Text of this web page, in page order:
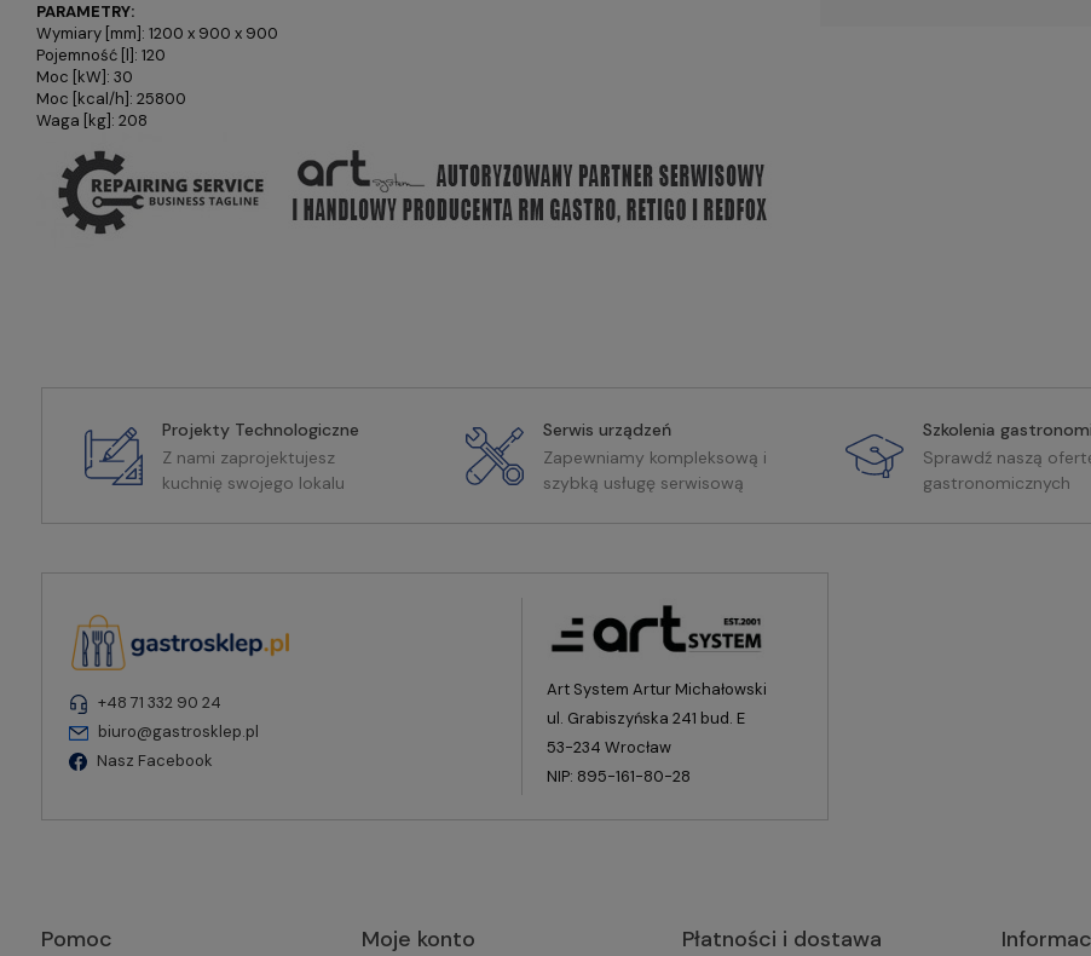
PARAMETRY:
Wymiary [mm]: 1200 x 900 x 900
Pojemność [l]: 120
Moc [kW]: 30
Moc [kcal/h]: 25800
Waga [kg]: 208
Projekty Technologiczne
Z nami zaprojektujesz
kuchnię swojego lokalu
Serwis urządzeń
Zapewniamy kompleksową i
szybką usługę serwisową
Szkolenia
Sprawdź naszą
gastronomicznych
+48 71 332 90 24
biuro@gastrosklep.pl
Nasz Facebook
Art System Artur Michałowski
ul. Grabiszyńska 241 bud. E
53-234 Wrocław
NIP: 895-161-80-28
Pomoc Moje konto Płatności i dostawa